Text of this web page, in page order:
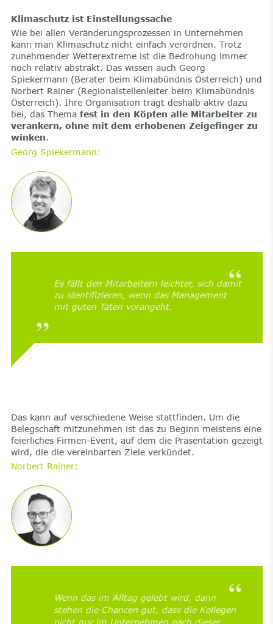
Klimaschutz ist Einstellungssache
Wie bei allen Veränderungsprozessen in Unternehmen
kann man Klimaschutz nicht einfach verordnen. Trotz
zunehmender Wetterextreme ist die Bedrohung immer
noch relativ abstrakt. Das wissen auch Georg
Spiekermann (Berater beim Klimabündnis Österreich) und
Norbert Rainer (Regionalstellenleiter beim Klimabündnis
Österreich). Ihre Organisation trägt deshalb aktiv dazu
bei, das Thema fest in den Köpfen alle Mitarbeiter zu
verankern, ohne mit dem erhobenen Zeigefinger zu
winken.
Georg Spiekermann:
Es fällt den Mitarbeitern leichter, sich damit
zu identifizieren, wenn das Management
mit guten Taten vorangeht.
Das kann auf verschiedene Weise stattfinden. Um die
Belegschaft mitzunehmen ist das zu Beginn meistens eine
feierliches Firmen-Event, auf dem die Präsentation gezeigt
wird, die die vereinbarten Ziele verkündet.
Norbert Rainer:
Wenn das im Alltag gelebt wird, dann
stehen die Chancen gut, dass die Kollegen
nicht nur im Unternehmen nach dieser